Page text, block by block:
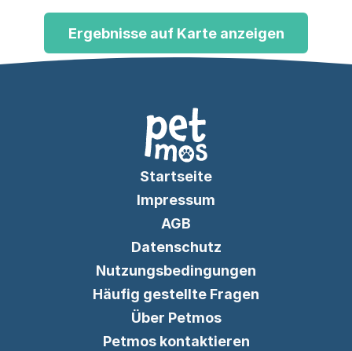
Ergebnisse auf Karte anzeigen
Startseite
Impressum
AGB
Datenschutz
Nutzungsbedingungen
Häufig gestellte Fragen
Über Petmos
Petmos kontaktieren